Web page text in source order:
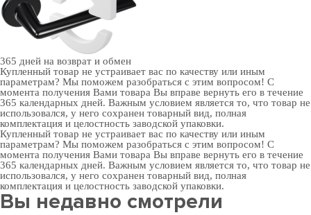
365 дней на возврат и обмен
Купленный товар не устраивает вас по качеству или иным
параметрам? Мы поможем разобраться с этим вопросом! С
момента получения Вами товара Вы вправе вернуть его в течение
365 календарных дней. Важным условием является то, что товар не
использовался, у него сохранен товарный вид, полная
комплектация и целостность заводской упаковки.
Купленный товар не устраивает вас по качеству или иным
параметрам? Мы поможем разобраться с этим вопросом! С
момента получения Вами товара Вы вправе вернуть его в течение
365 календарных дней. Важным условием является то, что товар не
использовался, у него сохранен товарный вид, полная
комплектация и целостность заводской упаковки.
Вы недавно смотрели